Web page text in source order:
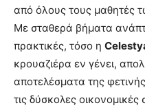
από όλους τους μαθητές
Με σταθερά βήματα
πρακτικές, τόσο η
κρουαζιέρα εν γένει,
αποτελέσματα της
τις δύσκολες οικονομικές